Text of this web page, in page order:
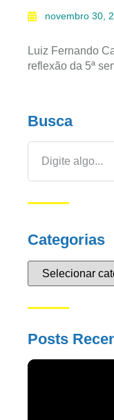
novembro 30,
Luiz Fernando
reflexão da 5ª
Busca
Categorias
Posts